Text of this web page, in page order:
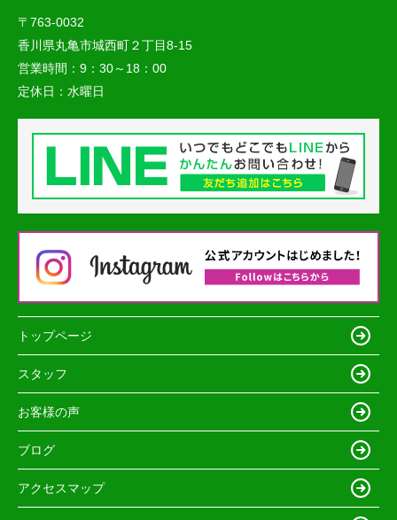
〒763-0032
香川県丸亀市城西町２丁目8-15
営業時間： 9：30～18：00
定休日： 水曜日
トップページ
スタッフ
お客様の声
ブログ
アクセスマップ